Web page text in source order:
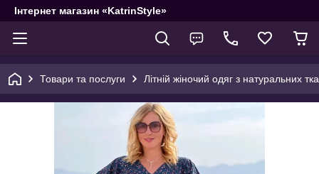
Інтернет магазин «KatrinStyle»
Товари та послуги Літній жіночий одяг з натуральних